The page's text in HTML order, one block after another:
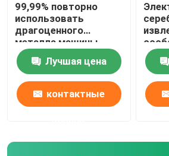
Оборудование обработки
Печь золота индукции плавя
Серебряная печь индукции
Серебряная отливная машина
99,99% повторно
использовать
драгоценного
металла машины
электролиза серебра
особой чистоты
Лучшая цена
контактные